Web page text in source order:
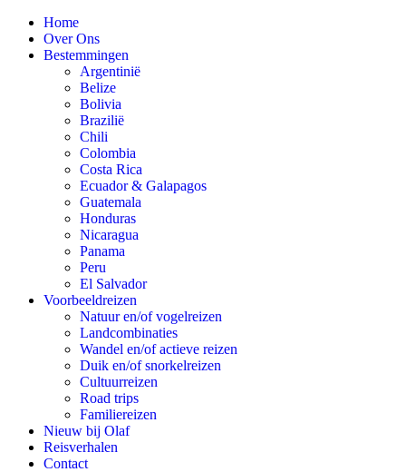
Home
Over Ons
Bestemmingen
Argentinië
Belize
Bolivia
Brazilië
Chili
Colombia
Costa Rica
Ecuador & Galapagos
Guatemala
Honduras
Nicaragua
Panama
Peru
El Salvador
Voorbeeldreizen
Natuur en/of vogelreizen
Landcombinaties
Wandel en/of actieve reizen
Duik en/of snorkelreizen
Cultuurreizen
Road trips
Familiereizen
Nieuw bij Olaf
Reisverhalen
Contact